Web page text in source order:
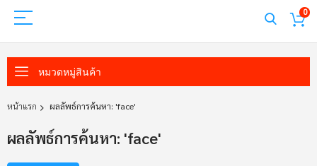
0
หมวดหมู่สินค้า
หน้าแรก ผลลัพธ์การค้นหา: 'face'
ผลลัพธ์การค้นหา: 'face'